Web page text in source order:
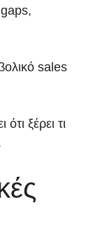
sales
ξέρει τι